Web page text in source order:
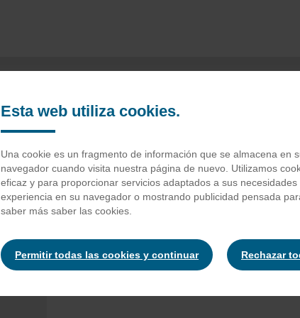
Barrita nakd
Dátiles (48%), Anacardos (29%), Uvas pasas
Esta web utiliza cookies.
Una cookie es un fragmento de información que se almacena en
navegador cuando visita nuestra página de nuevo. Utilizamos
eficaz y para proporcionar servicios adaptados a sus
experiencia en su navegador o mostrando publicidad pensada
saber más saber las cookies.
Permitir todas las cookies y continuar Rechazar